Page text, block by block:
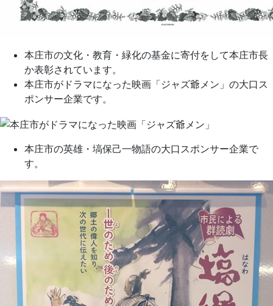
本庄市の文化・教育・緑化の基金に寄付をして本庄市長
か表彰されています。
本庄市がドラマになった映画「ジャズ爺メン」の大口ス
ポンサー企業です。
本庄市の英雄・塙保己一物語の大口スポンサー企業で
す。